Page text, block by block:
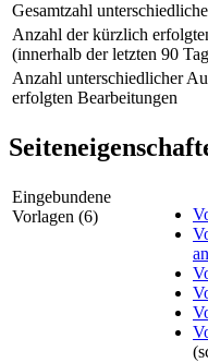
Gesamtzahl
Anzahl der kürzlich
(innerhalb der letzten 90
Anzahl unterschiedlicher
erfolgten Bearbeitungen
Eingebundene
Vorlagen (6)